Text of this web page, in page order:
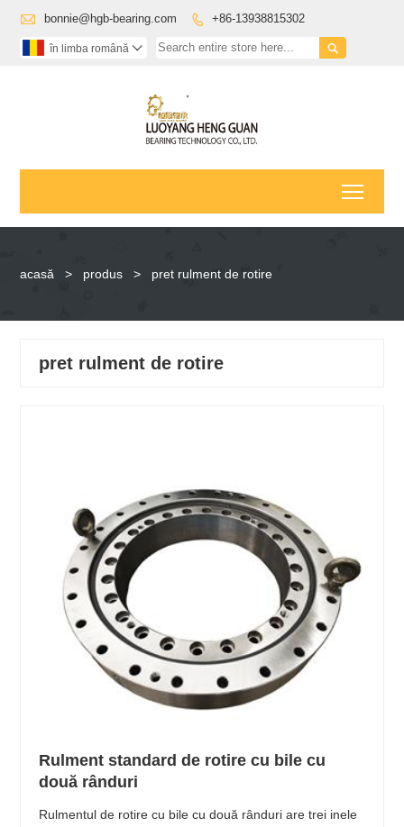
 bonnie@hgb-bearing.com  +86-13938815302

în limba română 
acasă > produs > pret rulment de rotire
pret rulment de rotire
Rulment standard de rotire cu bile cu
două rânduri
Rulmentul de rotire cu bile cu două rânduri are trei inele